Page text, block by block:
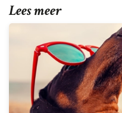
Lees meer